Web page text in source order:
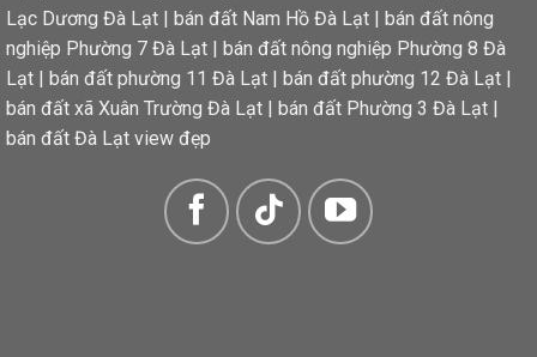
Lạc Dương Đà Lạt | bán đất Nam Hồ Đà Lạt | bán đất nông
nghiệp Phường 7 Đà Lạt | bán đất nông nghiệp Phường 8 Đà
Lạt | bán đất phường 11 Đà Lạt | bán đất phường 12 Đà Lạt |
bán đất xã Xuân Trường Đà Lạt | bán đất Phường 3 Đà Lạt |
bán đất Đà Lạt view đẹp